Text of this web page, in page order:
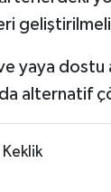
yaya dostu
alternatif
Keklik